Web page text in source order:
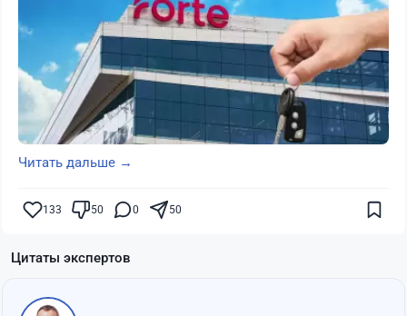
Читать дальше →
133 50 0 50
Цитаты экспертов